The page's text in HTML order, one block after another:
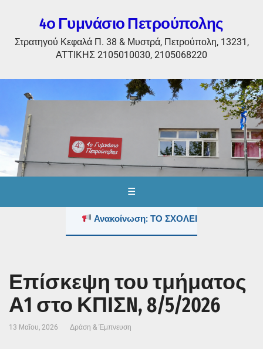
4ο Γυμνάσιο Πετρούπολης
Στρατηγού Κεφαλά Π. 38 & Μυστρά, Πετρούπολη, 13231,
ΑΤΤΙΚΗΣ 2105010030, 2105068220
☰
Ανακοίνωση: ΤΟ ΣΧΟΛΕΙΟ ΤΟΥΣ
Επίσκεψη του τμήματος
Α1 στο ΚΠΙΣN, 8/5/2026
13 Μαΐου, 2026 Δράση & Έμπνευση